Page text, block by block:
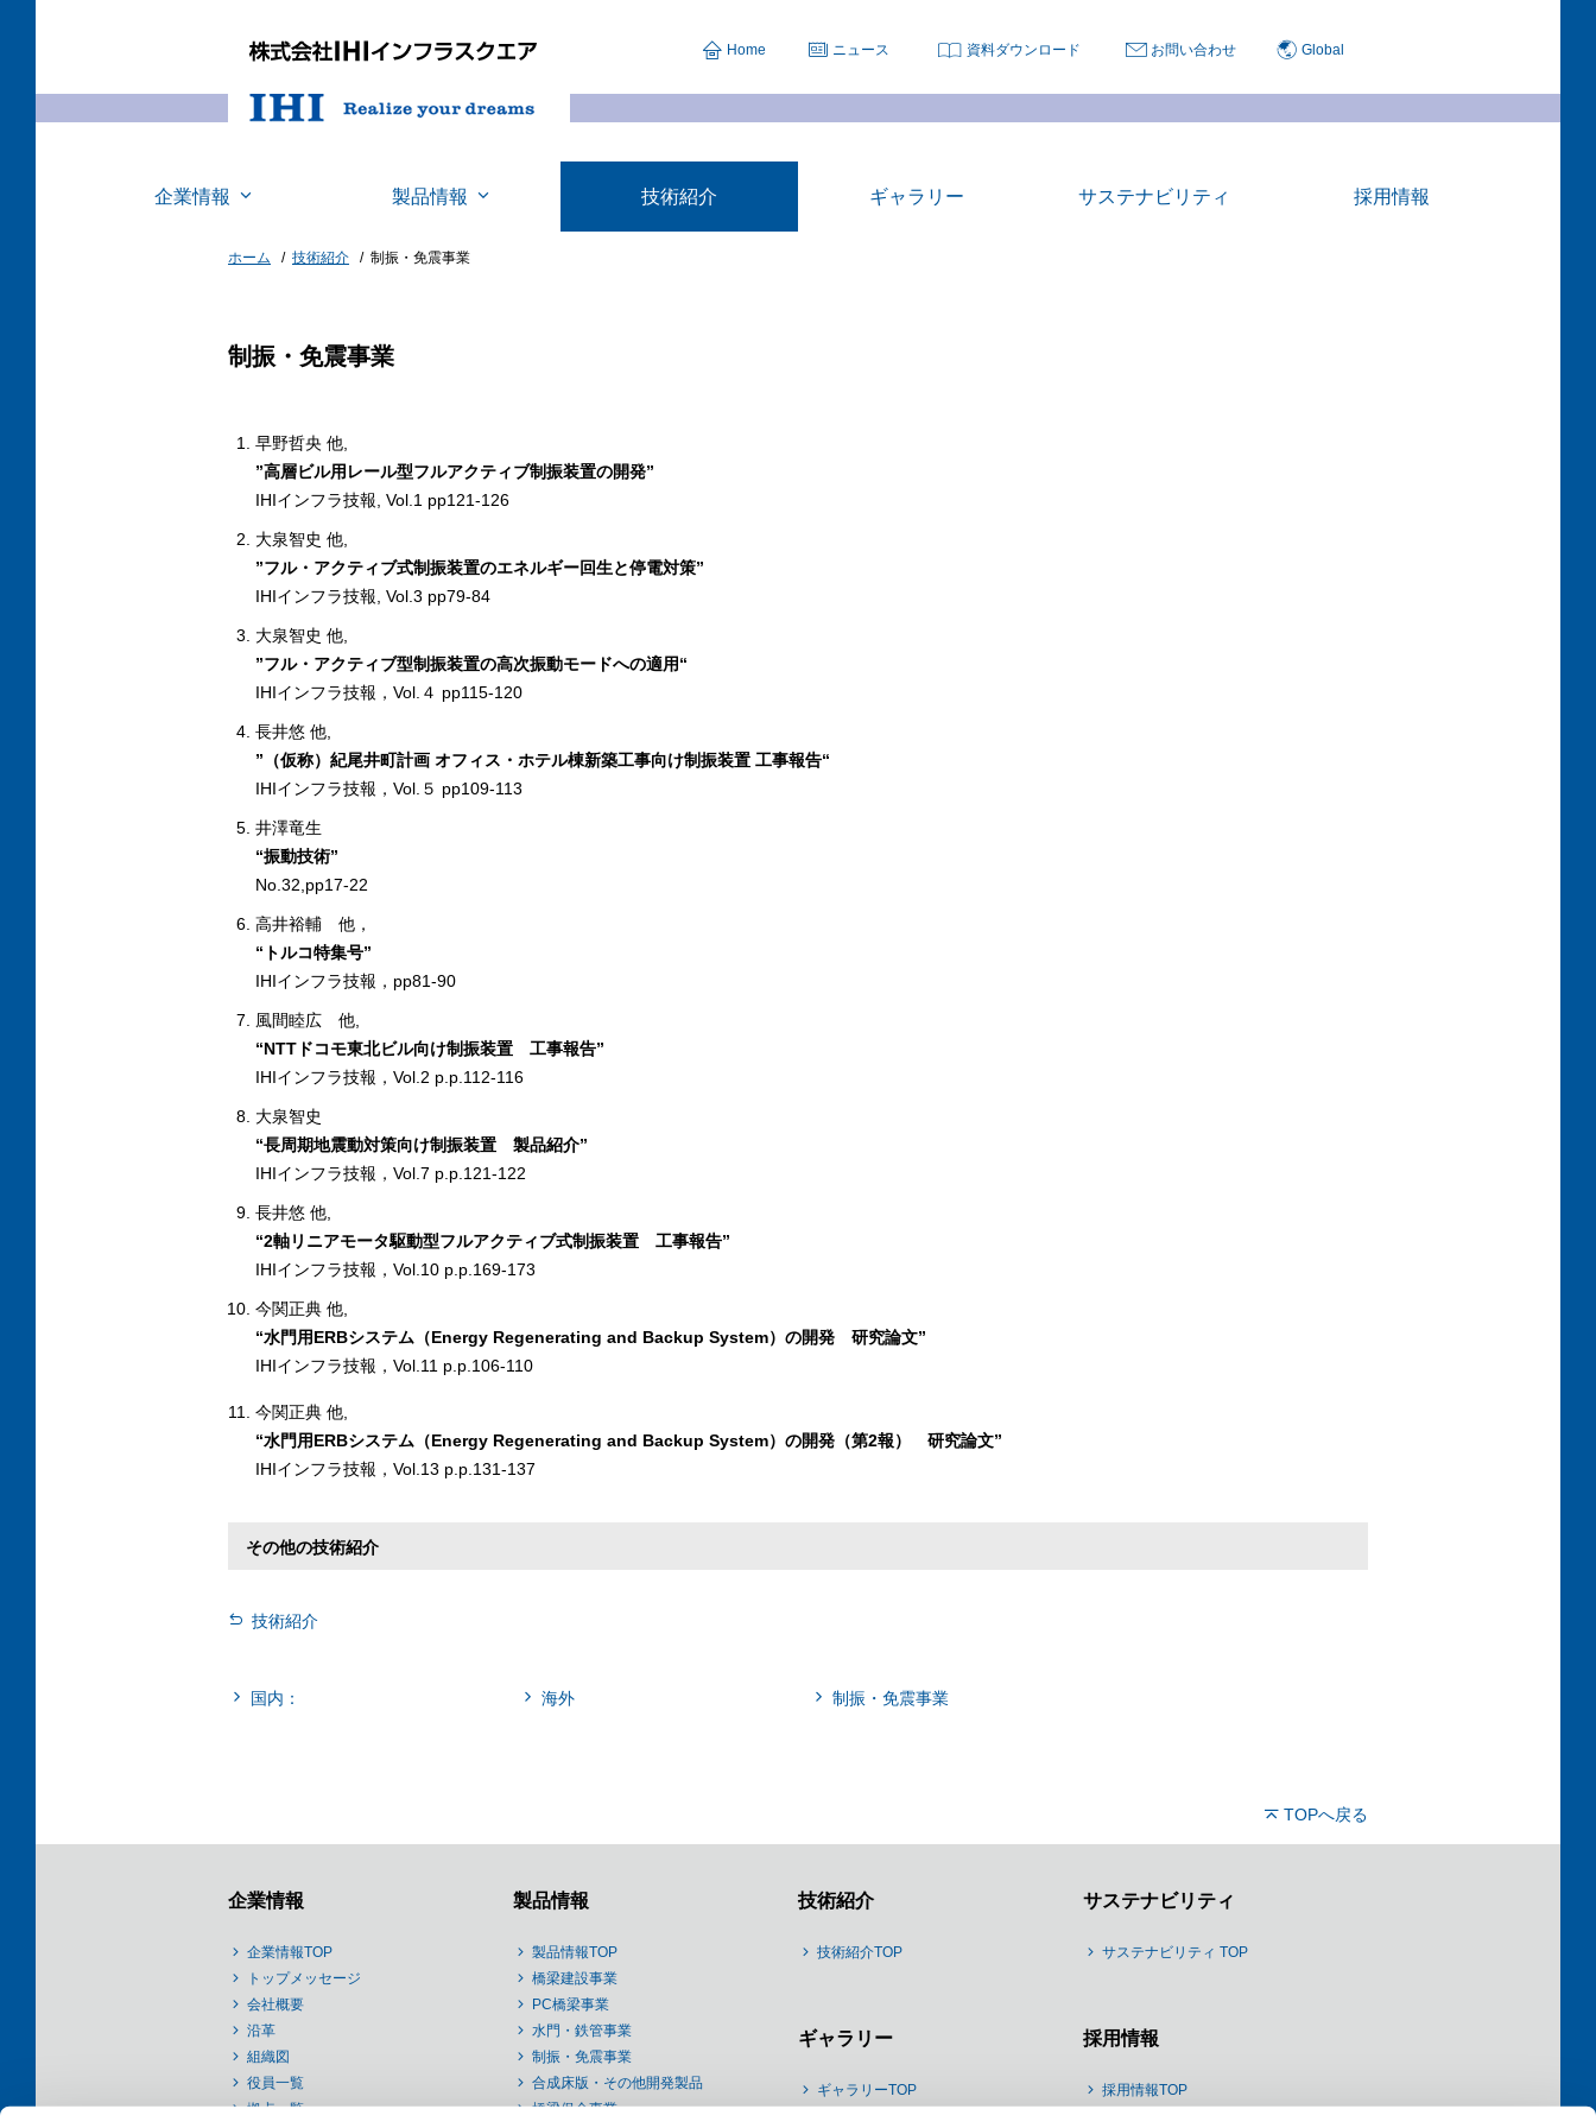
Home ニュース 資料ダウンロード お問い合わせ Global
企業情報 製品情報 技術紹介 ギャラリー サステナビリティ 採用情報
ホーム 技術紹介 制振・免震事業
制振・免震事業
早野哲央 他,
”高層ビル用レール型フルアクティブ制振装置の開発”
IHIインフラ技報, Vol.1 pp121-126
大泉智史 他,
”フル・アクティブ式制振装置のエネルギー回生と停電対策”
IHIインフラ技報, Vol.3 pp79-84
大泉智史 他,
”フル・アクティブ型制振装置の高次振動モードへの適用“
IHIインフラ技報，Vol.４ pp115-120
長井悠 他,
”（仮称）紀尾井町計画 オフィス・ホテル棟新築工事向け制振装置 工事報告“
IHIインフラ技報，Vol.５ pp109-113
井澤竜生
“振動技術”
No.32,pp17-22
高井裕輔 他，
“トルコ特集号”
IHIインフラ技報，pp81-90
風間睦広 他,
“NTTドコモ東北ビル向け制振装置 工事報告”
IHIインフラ技報，Vol.2 p.p.112-116
大泉智史
“長周期地震動対策向け制振装置 製品紹介”
IHIインフラ技報，Vol.7 p.p.121-122
長井悠 他,
“2軸リニアモータ駆動型フルアクティブ式制振装置 工事報告”
IHIインフラ技報，Vol.10 p.p.169-173
今関正典 他,
“水門用ERBシステム（Energy Regenerating and Backup System）の開発 研究論文”
IHIインフラ技報，Vol.11 p.p.106-110
今関正典 他,
“水門用ERBシステム（Energy Regenerating and Backup System）の開発（第2報） 研究論文”
IHIインフラ技報，Vol.13 p.p.131-137
その他の技術紹介
技術紹介
国内： 海外 制振・免震事業
TOPへ戻る
企業情報
企業情報TOP
トップメッセージ
会社概要
沿革
組織図
役員一覧
拠点一覧
製品情報
製品情報TOP
橋梁建設事業
PC橋梁事業
水門・鉄管事業
制振・免震事業
合成床版・その他開発製品
橋梁保全事業
技術紹介
技術紹介TOP
ギャラリー
ギャラリーTOP
サステナビリティ
サステナビリティ TOP
採用情報
採用情報TOP